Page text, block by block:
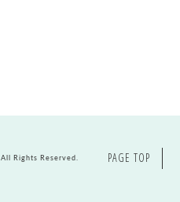
PAGE TOP
All Rights Reserved.